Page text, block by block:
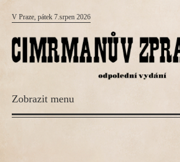
V Praze, pátek 7.srpen 2026
Zobrazit menu